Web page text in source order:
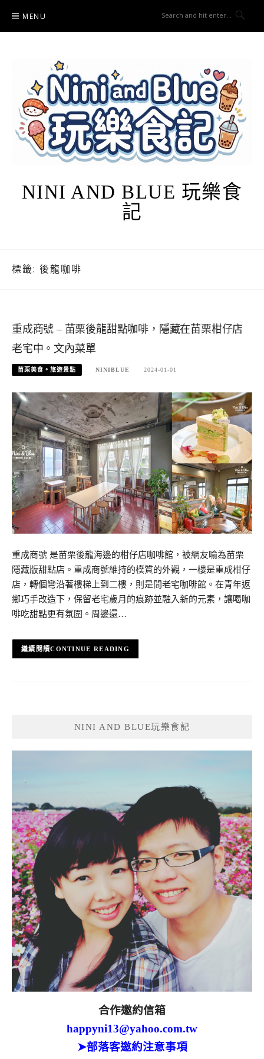
content
MENU
NINI AND BLUE 玩樂食
記
標籤: 後龍咖啡
重成商號 – 苗栗後龍甜點咖啡，隱藏在苗栗柑仔店
老宅中。文內菜單
苗栗美食。旅遊景點 NINIBLUE 2024-01-01
重成商號 是苗栗後龍海邊的柑仔店咖啡館，被網友喻為苗栗
隱藏版甜點店。重成商號維持的樸質的外觀，一樓是重成柑仔
店，轉個彎沿著樓梯上到二樓，則是間老宅咖啡館。在青年返
鄉巧手改造下，保留老宅歲月的痕跡並融入新的元素，讓喝咖
啡吃甜點更有氛圍。周邊還…
CONTINUE READING
NINI AND BLUE玩樂食記
合作邀約信箱
happyni13@yahoo.com.tw
➤部落客邀約注意事項